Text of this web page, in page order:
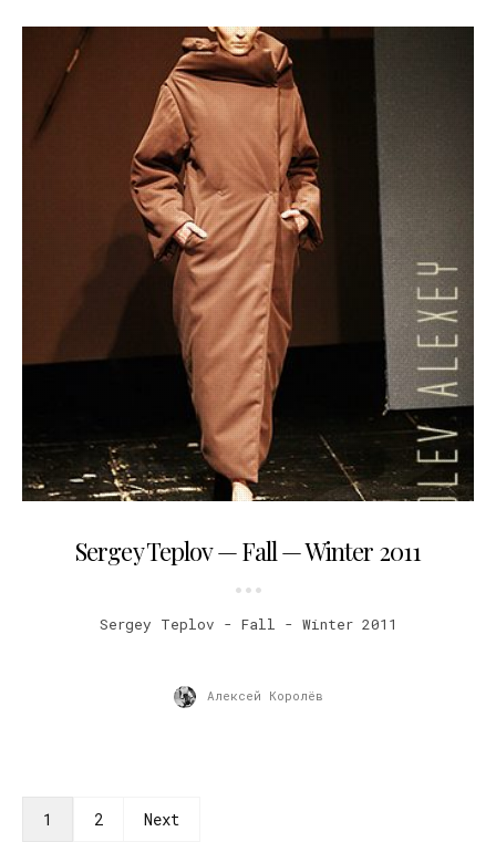
Sergey Teplov — Fall — Winter 2011
Sergey Teplov - Fall - Winter 2011
Алексей Королёв
1 2 Next